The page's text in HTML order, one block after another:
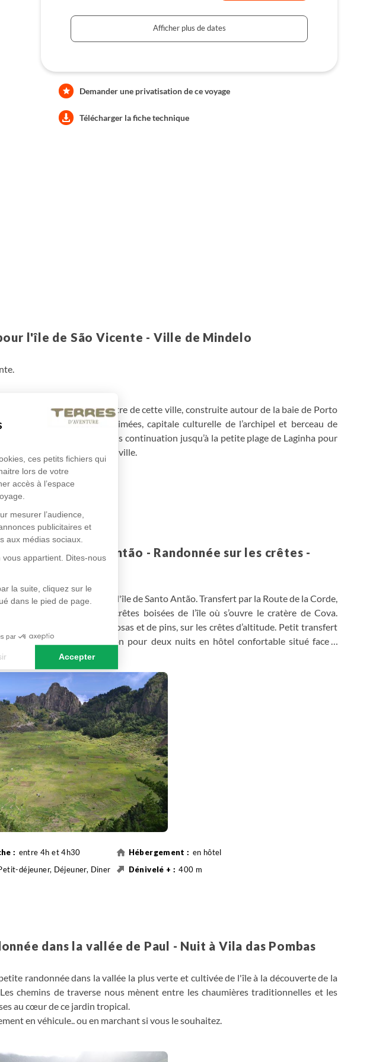
ces petits fichiers qui
lors de votre
accès à l’espace
mesurer l’audience,
publicitaires et
aux médias sociaux.
appartient. Dites-nous
la suite, cliquez sur le
dans le pied de page.
par
Accepter
: Personnalisez vos Options
et de gérer vos paramètres de confidentialité, en garantissant la conformité avec
Afficher plus de dates
Demander une privatisation de ce voyage
Télécharger la fiche technique
l'île de São Vicente - Ville de Mindelo
et installation dans le centre de cette ville, construite autour de la baie de Porto
ses nuits musicales animées, capitale culturelle de l’archipel et berceau de
des bagages à l’hôtel, puis continuation jusqu’à la petite plage de Laginha pour
en douceur. Dîner libre en ville.
- île de Santo Antão - Randonnée sur les crêtes -
Pombas
pour Porto Novo, sur l'île de Santo Antão. Transfert par la Route de la Corde,
les montagnes et les crêtes boisées de l’île où s’ouvre le cratère de Cova.
de Cova, bordé de mimosas et de pins, sur les crêtes d’altitude. Petit transfert
das Pombas et installation pour deux nuits en hôtel confortable situé face à
entre 4h et 4h30
en hôtel
déjeuner, Déjeuner, Diner
400 m
dans la vallée de Paul - Nuit à Vila das Pombas
randonnée dans la vallée la plus verte et cultivée de l'île à la découverte de la
chemins de traverse nous mènent entre les chaumières traditionnelles et les
au cœur de ce jardin tropical.
en véhicule.. ou en marchant si vous le souhaitez.